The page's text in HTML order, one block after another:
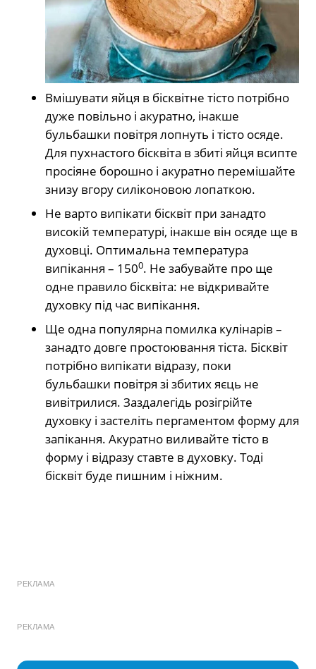
Вмішувати яйця в бісквітне тісто потрібно
дуже повільно і акуратно, інакше
бульбашки повітря лопнуть і тісто осяде.
Для пухнастого бісквіта в збиті яйця всипте
просіяне борошно і акуратно перемішайте
знизу вгору силіконовою лопаткою.
Не варто випікати бісквіт при занадто
високій температурі, інакше він осяде ще в
духовці. Оптимальна температура
випікання – 1500. Не забувайте про ще
одне правило бісквіта: не відкривайте
духовку під час випікання.
Ще одна популярна помилка кулінарів –
занадто довге простоювання тіста. Бісквіт
потрібно випікати відразу, поки
бульбашки повітря зі збитих яєць не
вивітрилися. Заздалегідь розігрійте
духовку і застеліть пергаментом форму для
запікання. Акуратно виливайте тісто в
форму і відразу ставте в духовку. Тоді
бісквіт буде пишним і ніжним.
РЕКЛАМА
РЕКЛАМА